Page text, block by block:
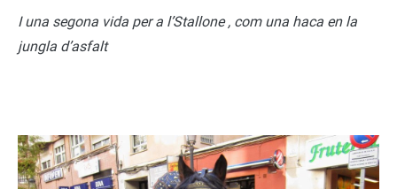
I una segona vida per a l’Stallone , com una haca en la
jungla d’asfalt